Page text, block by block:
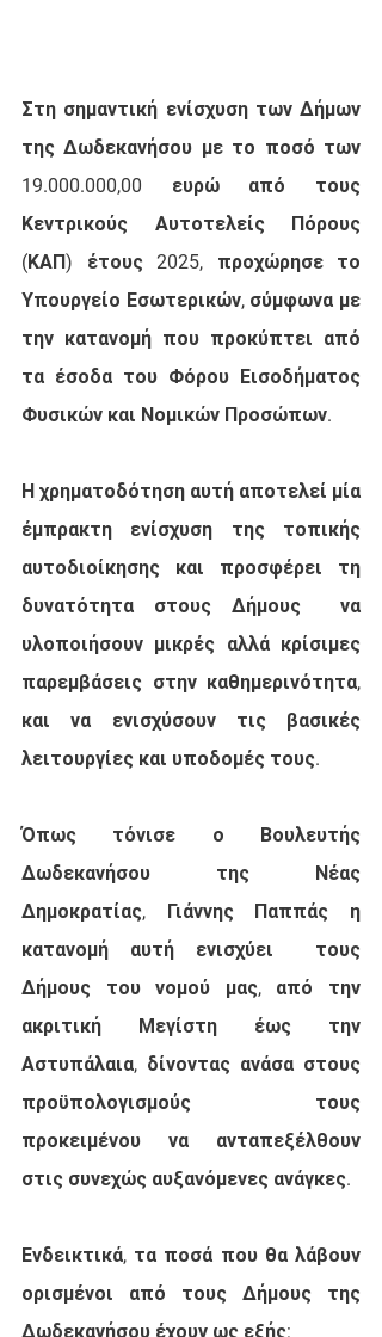
Στη σημαντική ενίσχυση των Δήμων
της Δωδεκανήσου με το ποσό των
19.000.000,00 ευρώ από τους
Κεντρικούς Αυτοτελείς Πόρους
(ΚΑΠ) έτους 2025, προχώρησε το
Υπουργείο Εσωτερικών, σύμφωνα με
την κατανομή που προκύπτει από
τα έσοδα του Φόρου Εισοδήματος
Φυσικών και Νομικών Προσώπων.
Η χρηματοδότηση αυτή αποτελεί μία
έμπρακτη ενίσχυση της τοπικής
αυτοδιοίκησης και προσφέρει τη
δυνατότητα στους Δήμους  να
υλοποιήσουν μικρές αλλά κρίσιμες
παρεμβάσεις στην καθημερινότητα,
και να ενισχύσουν τις βασικές
λειτουργίες και υποδομές τους.
Όπως τόνισε ο Βουλευτής
Δωδεκανήσου της Νέας
Δημοκρατίας, Γιάννης Παππάς η
κατανομή αυτή ενισχύει  τους
Δήμους του νομού μας, από την
ακριτική Μεγίστη έως την
Αστυπάλαια, δίνοντας ανάσα στους
προϋπολογισμούς τους
προκειμένου να ανταπεξέλθουν
στις συνεχώς αυξανόμενες ανάγκες.
Ενδεικτικά, τα ποσά που θα λάβουν
ορισμένοι από τους Δήμους της
Δωδεκανήσου έχουν ως εξής: